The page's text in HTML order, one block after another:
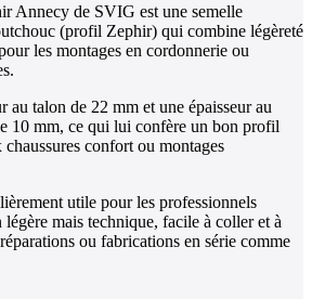
Annecy de SVIG est une semelle
(profil Zephir) qui combine légèreté
les montages en cordonnerie ou
au talon de 22 mm et une épaisseur au
10 mm, ce qui lui confère un bon profil
confort ou montages
utile pour les professionnels
mais technique, facile à coller et à
ou fabrications en série comme